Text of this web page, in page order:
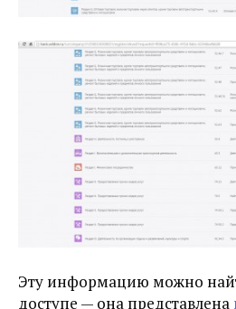
Эту информацию можно
доступе — она представлена